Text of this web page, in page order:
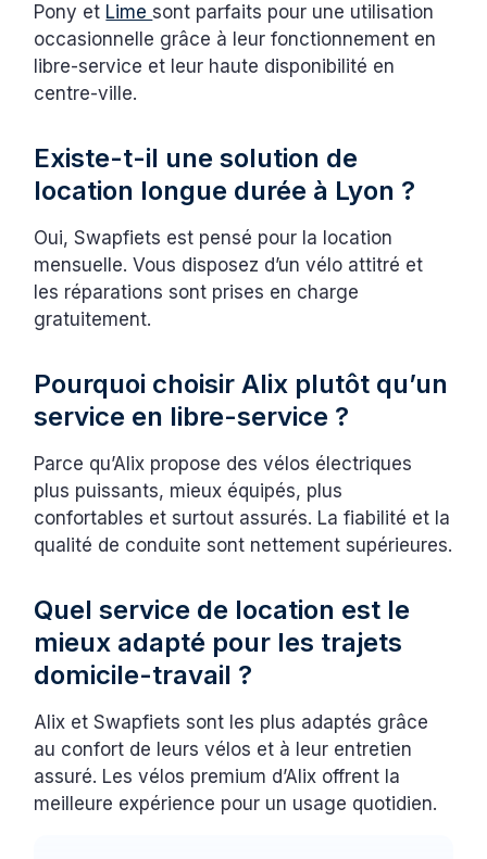
Pony et Limesont parfaits pour une utilisation
occasionnelle grâce à leur fonctionnement en
libre-service et leur haute disponibilité en
centre-ville.
Existe-t-il une solution de
location longue durée à Lyon ?
Oui, Swapfiets est pensé pour la location
mensuelle. Vous disposez d’un vélo attitré et
les réparations sont prises en charge
gratuitement.
Pourquoi choisir Alix plutôt qu’un
service en libre-service ?
Parce qu’Alix propose des vélos électriques
plus puissants, mieux équipés, plus
confortables et surtout assurés. La fiabilité et la
qualité de conduite sont nettement supérieures.
Quel service de location est le
mieux adapté pour les trajets
domicile-travail ?
Alix et Swapfiets sont les plus adaptés grâce
au confort de leurs vélos et à leur entretien
assuré. Les vélos premium d’Alix offrent la
meilleure expérience pour un usage quotidien.